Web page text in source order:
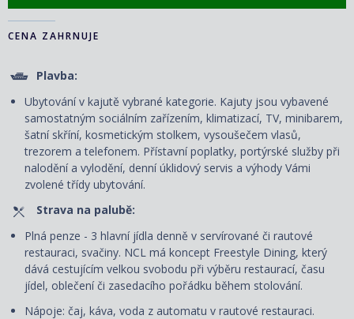
CENA ZAHRNUJE
Plavba:
Ubytování v kajutě vybrané kategorie. Kajuty jsou vybavené
samostatným sociálním zařízením, klimatizací, TV, minibarem,
šatní skříní, kosmetickým stolkem, vysoušečem vlasů,
trezorem a telefonem. Přístavní poplatky, portýrské služby při
nalodění a vylodění, denní úklidový servis a výhody Vámi
zvolené třídy ubytování.
Strava na palubě:
Plná penze - 3 hlavní jídla denně v servírované či rautové
restauraci, svačiny. NCL má koncept Freestyle Dining, který
dává cestujícím velkou svobodu při výběru restaurací, času
jídel, oblečení či zasedacího pořádku během stolování.
Nápoje: čaj, káva, voda z automatu v rautové restauraci.